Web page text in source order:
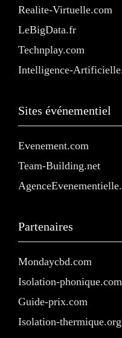
Realite-Virtuelle.com
LeBigData.fr
Technplay.com
Intelligence-
Sites événementiel
Evenement.com
Team-Building.net
Partenaires
Mondaycbd.com
Isolation-phonique.com
Guide-prix.com
Isolation-thermique.org